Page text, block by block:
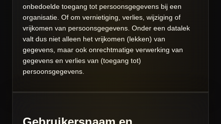
onbedoelde toegang tot persoonsgegevens bij een
organisatie. Of om vernietiging, verlies, wijziging of
vrijkomen van persoonsgegevens. Onder een datalek
valt dus niet alleen het vrijkomen (lekken) van
gegevens, maar ook onrechtmatige verwerking van
gegevens en verlies van (toegang tot)
persoonsgegevens.